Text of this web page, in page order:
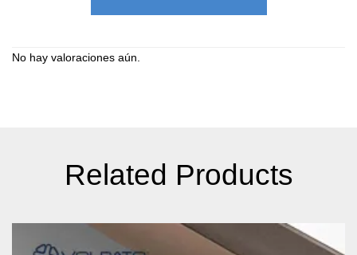
No hay valoraciones aún.
Related Products